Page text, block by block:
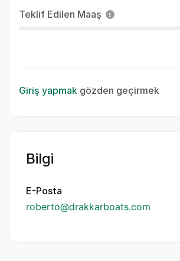
Teklif Edilen Maaş
Giriş yapmak gözden geçirmek
Bilgi
E-Posta
roberto@drakkarboats.com